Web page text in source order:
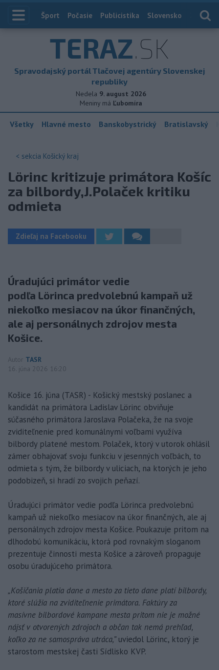
Index
Šport Počasie Publicistika Slovensko
TERAZ.SK
Spravodajský portál Tlačovej agentúry Slovenskej
republiky
Nedela 9. august 2026
Meniny má Ľubomíra
Všetky Hlavné mesto Banskobystrický Bratislavský
< sekcia Košický kraj
Lörinc kritizuje primátora Košíc
za bilbordy,J.Polaček kritiku
odmieta
Zdieľaj na Facebooku
Úradujúci primátor vedie
podľa Lörinca predvolebnú kampaň už
niekoľko mesiacov na úkor finančných,
ale aj personálnych zdrojov mesta
Košice.
Autor TASR
16. júna 2026 16:20
Košice 16. júna (TASR) - Košický mestský poslanec a
kandidát na primátora Ladislav Lörinc obviňuje
súčasného primátora Jaroslava Polačeka, že na svoje
zviditeľnenie pred komunálnymi voľbami využíva
bilbordy platené mestom. Polaček, ktorý v utorok ohlásil
zámer obhajovať svoju funkciu v jesenných voľbách, to
odmieta s tým, že bilbordy v uliciach, na ktorých je jeho
podobizeň, si hradí zo svojich peňazí.
Úradujúci primátor vedie podľa Lörinca predvolebnú
kampaň už niekoľko mesiacov na úkor finančných, ale aj
personálnych zdrojov mesta Košice. Poukazuje pritom na
dlhodobú komunikáciu, ktorá pod rovnakým sloganom
prezentuje činnosti mesta Košice a zároveň propaguje
osobu úradujúceho primátora.
„Košičania platia dane a mesto za tieto dane platí bilbordy,
ktoré slúžia na zviditeľnenie primátora. Faktúry za
masívne bilbordové kampane mesta pritom nie je možné
nájsť v otvorených zdrojoch a občan tak nemá prehľad,
koľko za ne samospráva utráca,” uviedol Lörinc, ktorý je
starostom mestskej časti Sídlisko KVP.